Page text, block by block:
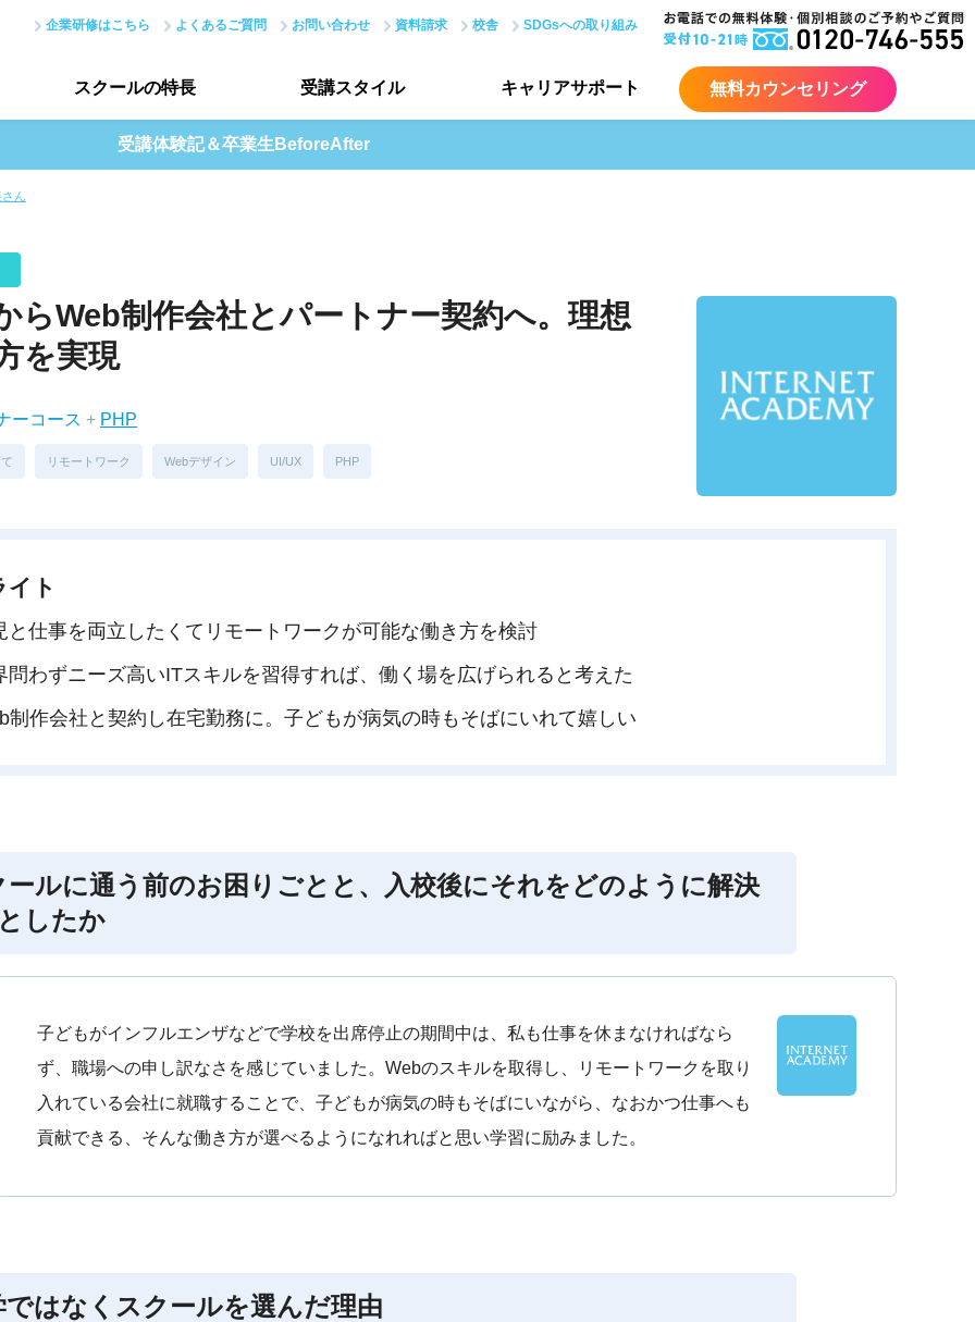
企業研修はこちら よくあるご質問 お問い合わせ 資料請求 校舎 SDGsへの取り組み
スクールの特長
スクールの特長トップ
最新で正確なスキル
受講スタイル
受講スタイルトップ
キャリアサポート 無料カウンセリング
受講体験記＆卒業生BeforeAfter
ん
らWeb制作会社とパートナー契約へ。理想
を実現
ーコース + PHP
リモートワーク Webデザイン UI/UX PHP
イト
と仕事を両立したくてリモートワークが可能な働き方を検討
問わずニーズ高いITスキルを習得すれば、働く場を広げられると考えた
制作会社と契約し在宅勤務に。子どもが病気の時もそばにいれて嬉しい
ールに通う前のお困りごとと、入校後にそれをどのように解決
したか
子どもがインフルエンザなどで学校を出席停止の期間中は、私も仕事を休まなければなら
ず、職場への申し訳なさを感じていました。Webのスキルを取得し、リモートワークを取り
入れている会社に就職することで、子どもが病気の時もそばにいながら、なおかつ仕事へも
貢献できる、そんな働き方が選べるようになれればと思い学習に励みました。
ではなくスクールを選んだ理由